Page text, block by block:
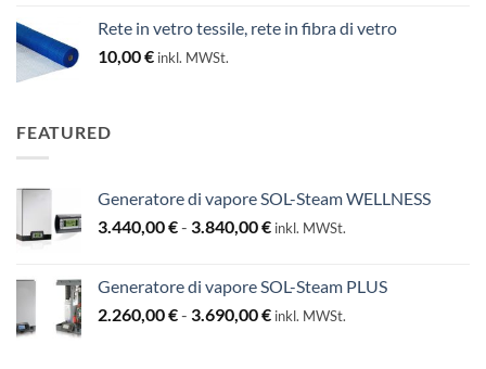
prezzo:
Rete in vetro tessile, rete in fibra di vetro
10,00€ inkl. MWSt.
FEATURED
Generatore di vapore SOL-Steam WELLNESS
3.440,00€- 3.840,00€Fascia
da
3.440,00 €
inkl. MWSt.
Generatore di vapore SOL-Steam PLUS
2.260,00€- 3.690,00€Fascia
inkl. MWSt.